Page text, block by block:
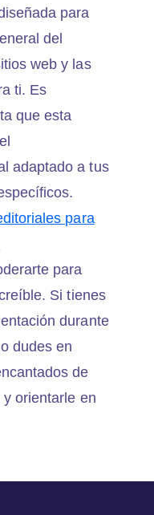
para
del
web y las
ti. Es
que esta
adaptado a tus
para
para
Si tienes
durante
dudes en
de
orientarle en